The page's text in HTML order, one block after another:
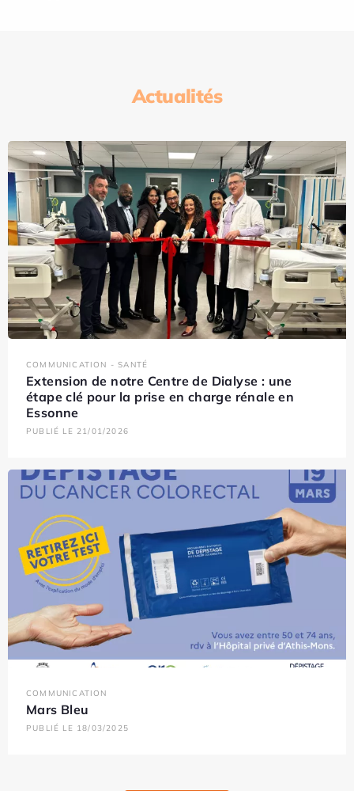
Actualités
COMMUNICATION - SANTÉ
Extension de notre Centre de Dialyse : une
étape clé pour la prise en charge rénale en
Essonne
PUBLIÉ LE 21/01/2026
COMMUNICATION
Mars Bleu
PUBLIÉ LE 18/03/2025